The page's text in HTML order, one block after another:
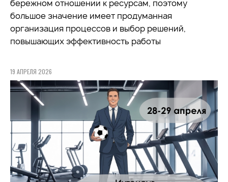
бережном отношении к ресурсам, поэтому
большое значение имеет продуманная
организация процессов и выбор решений,
повышающих эффективность работы
19 АПРЕЛЯ 2026